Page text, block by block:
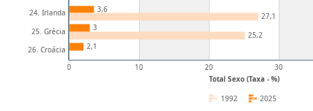
Total Sexo (Taxa - %)
0 10 20 30
24. Irlanda
25. Grécia
26. Croácia
3,6
3
2,1
27,1
25,2
2025
1992